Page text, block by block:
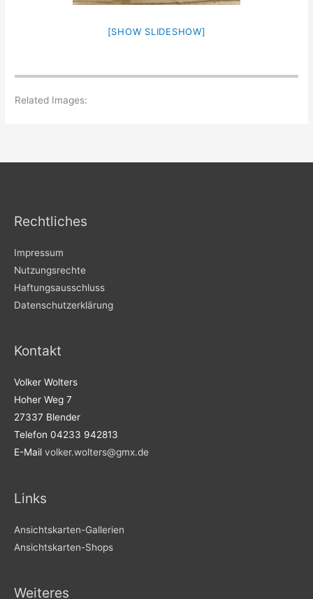
[SHOW SLIDESHOW]
Related Images:
Rechtliches
Impressum
Nutzungsrechte
Haftungsausschluss
Datenschutzerklärung
Kontakt
Volker Wolters
Hoher Weg 7
27337 Blender
Telefon 04233 942813
E-Mail volker.wolters@gmx.de
Links
Ansichtskarten-Gallerien
Ansichtskarten-Shops
Weiteres